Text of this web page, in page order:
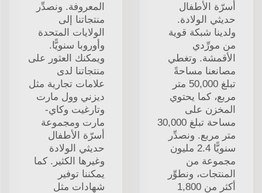
أسرّة الأطفال
حديثي الولادة.
ولدينا شبكة قوية
من مورِّدي
الأقمشة. وتغطي
مصانعنا مساحةً
تبلغ 50,000 متر
مربع، كما يحتوي
المخزن على
مساحة تبلغ 30,000
متر مربع. ونصدِّر
سنويًّا 2.4 مليون
مجموعة من
المنتجات، ونطوِّر
أكثر من 1,800
المعروفة. ونصدِّر
منتجاتنا إلى
الولايات المتحدة
وأوروبا سنويًّا.
ويمكنك العثور على
منتجاتنا لدى
علامات تجارية مثل
ديزني وول مارت
وتارغيت وكاي-
مارت ومجموعة
أسرّة الأطفال
حديثي الولادة
وغيرها الكثير. كما
يمكننا توفير
شهادات مثل